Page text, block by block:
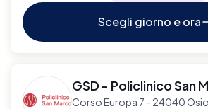
Scegli giorno e ora
GSD - Policlinico San
Corso Europa 7 - 24040